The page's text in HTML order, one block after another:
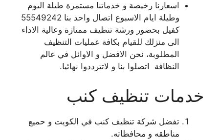
اسعارنا رخيصة و خدماتنا مستمرة طيلة اليوم
وطيلة ايام الاسبوع اتصال واحد بنا 55549242
كفيل بحضور ورشة تنظيف ممتازة وعالية الاداء
الى منزلك للقيام بكافة عمليات التنظيف
المطلوبة، نحن الافضل و الاوائل في عالم
النظافة اتصلوا بنا و لاتترددوا نهائيا.
خدمات تنظيف كنب
تفضل شركة تنظيف كنب في الكويت و حميع
مناطقه و محافظاته.